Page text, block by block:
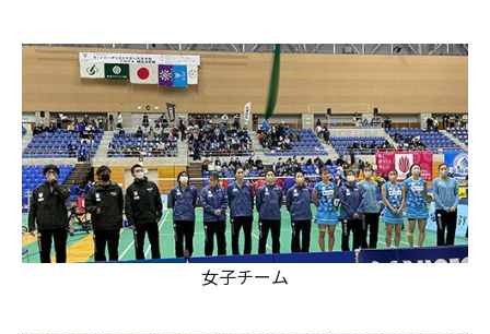
女子チーム